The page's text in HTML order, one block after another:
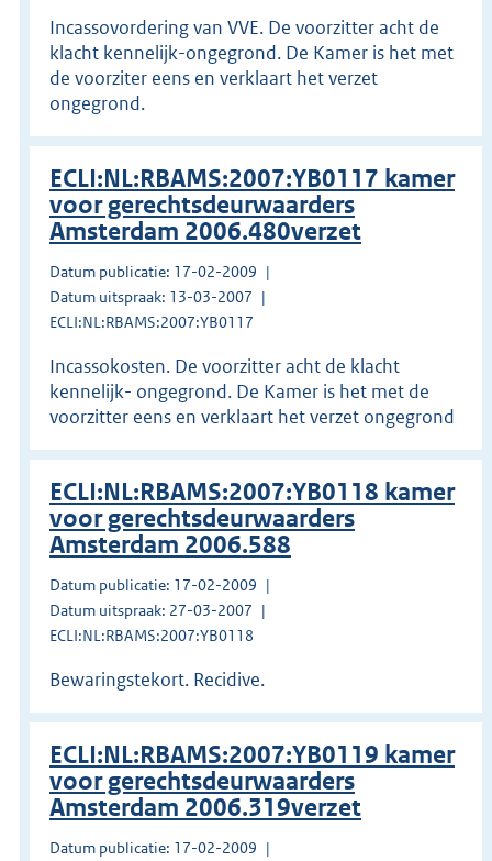
Incassovordering van VVE. De voorzitter acht de
klacht kennelijk-ongegrond. De Kamer is het met
de voorziter eens en verklaart het verzet
ongegrond.
ECLI:NL:RBAMS:2007:YB0117 kamer
voor gerechtsdeurwaarders
Amsterdam 2006.480verzet
Datum publicatie: 17-02-2009
Datum uitspraak: 13-03-2007
ECLI:NL:RBAMS:2007:YB0117
Incassokosten. De voorzitter acht de klacht
kennelijk- ongegrond. De Kamer is het met de
voorzitter eens en verklaart het verzet ongegrond
ECLI:NL:RBAMS:2007:YB0118 kamer
voor gerechtsdeurwaarders
Amsterdam 2006.588
Datum publicatie: 17-02-2009
Datum uitspraak: 27-03-2007
ECLI:NL:RBAMS:2007:YB0118
Bewaringstekort. Recidive.
ECLI:NL:RBAMS:2007:YB0119 kamer
voor gerechtsdeurwaarders
Amsterdam 2006.319verzet
Datum publicatie: 17-02-2009